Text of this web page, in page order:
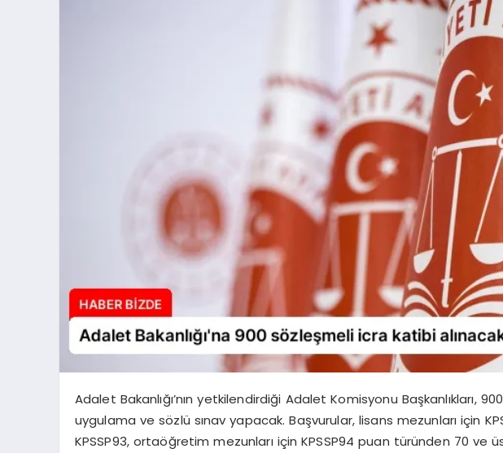
Adalet Bakanlığı’nın yetkilendirdiği Adalet Komisyonu Başkanlıkları,
uygulama ve sözlü sınav yapacak. Başvurular, lisans mezunları için
KPSSP93, ortaöğretim mezunları için KPSSP94 puan türünden 70 ve